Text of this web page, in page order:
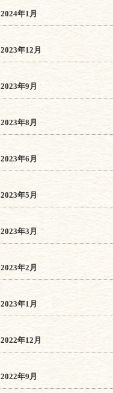
2024年1月
2023年12月
2023年9月
2023年8月
2023年6月
2023年5月
2023年3月
2023年2月
2023年1月
2022年12月
2022年9月